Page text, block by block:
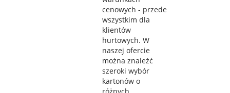
cenowych - przede
wszystkim dla
klientów
hurtowych. W
naszej ofercie
można znaleźć
szeroki wybór
kartonów o
różnych